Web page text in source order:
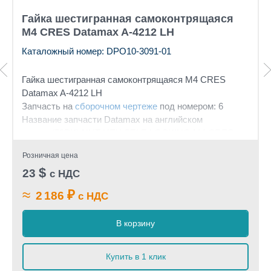
Гайка шестигранная самоконтрящаяся
М4 CRES Datamax A-4212 LH
Каталожный номер: DPO10-3091-01
Гайка шестигранная самоконтрящаяся М4 CRES
Datamax A-4212 LH
Запчасть на сборочном чертеже под номером: 6
Название запчасти Datamax на английском
Розничная цена
23 $ с НДС
≈ 2 186 ₽ с НДС
В корзину
Купить в 1 клик